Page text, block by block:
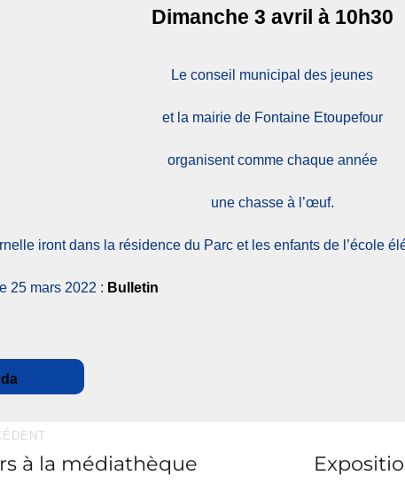
Dimanche 3 avril à 10h30
Le conseil municipal des jeunes
et la mairie de Fontaine Etoupefour
organisent comme chaque année
une chasse à l’œuf.
iront dans la résidence du Parc et les enfants de l’école
25 mars 2022 : Bulletin
à la médiathèque
Publication